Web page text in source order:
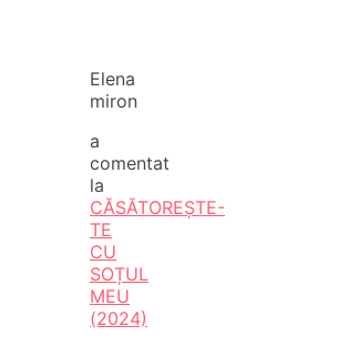
Elena
miron
a
comentat
la
CĂSĂTOREȘTE-
TE
CU
SOȚUL
MEU
(2024)